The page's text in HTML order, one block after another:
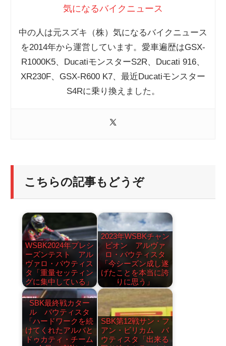
気になるバイクニュース
中の人は元スズキ（株）気になるバイクニュース
を2014年から運営しています。愛車遍歴はGSX-
R1000K5、DucatiモンスターS2R、Ducati 916、
XR230F、GSX-R600 K7、最近Ducatiモンスター
S4Rに乗り換えました。
こちらの記事もどうぞ
WSBK2024年プレシ
ーズンテスト アル
ヴァロ・バウティス
タ「重量セッティン
グに集中している」
2023年WSBKチャン
ピオン アルヴァ
ロ・バウティスタ
「今シーズン成し遂
げたことを本当に誇
りに思う」
SBK最終戦カター
ル バウティスタ
「ハードワークを続
けてくれたアルバと
ドゥカティ・チーム
SBK第12戦サン・フ
アン・ビリカム バ
ウティスタ「出来る